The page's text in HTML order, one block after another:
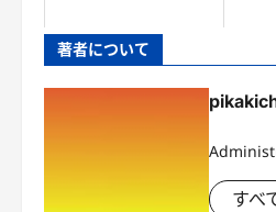
著者について
すべ